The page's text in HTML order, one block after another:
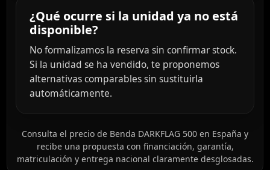
¿Qué ocurre si la unidad ya no está
disponible?
No formalizamos la reserva sin confirmar stock.
Si la unidad se ha vendido, te proponemos
alternativas comparables sin sustituirla
automáticamente.
Consulta el precio de Benda DARKFLAG 500 en España y
recibe una propuesta con financiación, garantía,
matriculación y entrega nacional claramente desglosadas.